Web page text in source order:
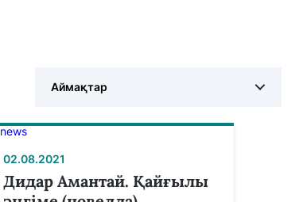
Аймақтар
02.08.2021
Дидар Амантай. Қайғылы